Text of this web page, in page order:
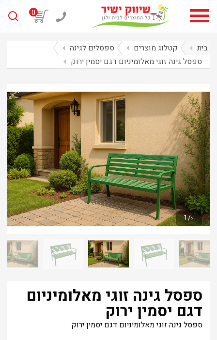
0
בית arrow_left קטלוג מוצרים arrow_left ספסלים לגינה arrow_left
ספסל גינה זוגי מאלומיניום דגם יסמין ירוק arrow_left
1/2
ספסל גינה זוגי מאלומיניום
דגם יסמין ירוק
ספסל גינה זוגי מאלומיניום דגם יסמין ירוק